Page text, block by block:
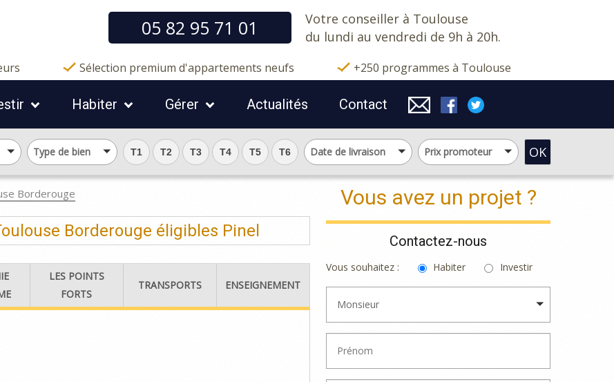
05 82 95 71 01
Votre conseiller à Toulouse
du lundi au vendredi de 9h à 20h.
Sélection premium d'appartements neufs +250 programmes à Toulouse
Habiter Gérer Actualités Contact
Type de bien T1 T2 T3 T4 T5 T6 Date de livraison Prix promoteur OK
Borderouge
Borderouge éligibles Pinel
LES POINTS
FORTS
TRANSPORTS ENSEIGNEMENT
Vous avez un projet ?
Contactez-nous
Vous souhaitez : Habiter Investir
Monsieur